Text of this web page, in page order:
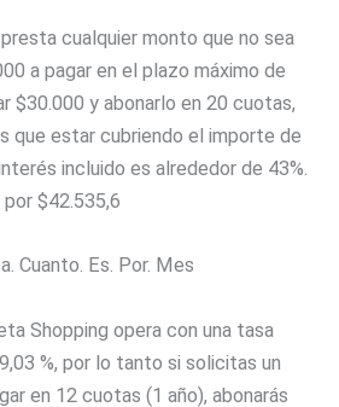
cualquier monto que no sea
a pagar en el plazo máximo de
$30.000 y abonarlo en 20 cuotas,
que estar cubriendo el importe de
incluido es alrededor de 43%.
$42.535,6
Cuanto. Es. Por. Mes
Shopping opera con una tasa
%, por lo tanto si solicitas un
en 12 cuotas (1 año), abonarás